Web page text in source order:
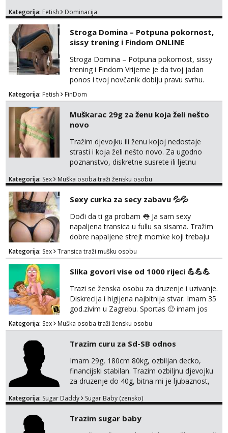
Domina preuzima potpunu kontrolu nad
isključivo ozbiljni, solventni i poslušni subovi
koji žude za strogim zapovijedima, sissy
transformacijom (rublje, elegancija) i
potpunim psiholo...
Kategorija: Fetish Dominacija
Stroga Domina – Potpuna pokornost,
sissy trening i Findom ONLINE
Stroga Domina – Potpuna pokornost, sissy
trening i Findom Vrijeme je da tvoj jadan
ponos i tvoj novčanik dobiju pravu svrhu.
Inteligentna, hladna i beskompromisna
Domina preuzima potpunu kontrolu nad
tvojim umom i financijama. Zanimaju me
isključivo ozbiljni, solventni i poslušni subovi
koji žude za strogim zapovijedima, sissy
transformacijom (rublje, elegancija) i
potpunim psihološkim treni...
Kategorija: Fetish FinDom
Muškarac 29g za ženu koja želi nešto
novo
Tražim djevojku ili ženu kojoj nedostaje
strasti i koja želi nešto novo. Za ugodno
poznanstvo, diskretne susrete ili ljetnu
uredan. Slobodna ili zauzeta, dobrodošla. Prvi
kasnije može poziv. Sl. Brod moj prostor
Zagreb i ostatak Hrvatske mobilan !
𝗡𝗮𝗽𝗼𝗺𝗲𝗻𝗮 tražim samo žene...
Kategorija: Sex Muška osoba traži žensku osobu
Sexy curka za secy zabavu 💦💦
Dođi da ti ga probam 👅 Ja sam sexy
napaljena transica u fullu sa sisama. Tražim
dobre napaljene strejt momke koji trebaju
diskretno pražnjenje kite. Samo za dobre
frajere koji drže do sebe. Imaj neku sliku.
Pozivi i poruke bez slike - nema odgovora.
Pojebi me Poruke WhatsApp: 0998667649
Kategorija: Sex Transica traži mušku osobu
Slika govori vise od 1000 rijeci 💪💪💪
Trazi se ženska osobu za druzenje i uzivanje.
Diskrecija i higijena najbitnija stvar. Imam 35
god.zivim u Zagrebu. Sportas 🙂 imam jos
kondicije 🤣 Za sve informacije i dogovore na
mail I molim samo ozbiljne i zainteresirane
😉!! I molim takoder da se ne javljaju muski!!!
Pozdrav
Kategorija: Sex Muška osoba traži žensku osobu
Trazim curu za Sd-SB odnos
Imam 29g, 180cm 80kg, ozbiljan decko,
financijski stabilan. Trazim ozbiljnu djevojku
za druzenje do 40g, bitna mi je ljubaznost,
predstavis sa opisom i slikom, o nagradi
Kategorija: Sugar Daddy Sugar Baby (zensko)
Trazim sugar baby